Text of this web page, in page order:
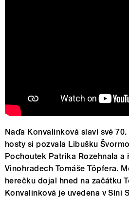
Naďa Konvalinková slaví své
hosty si pozvala Libušku
Pochoutek Patrika Rozehnala a
Vinohradech Tomáše Töpfera.
herečku dojal hned na začátku
Konvalinková je uvedena v Síni